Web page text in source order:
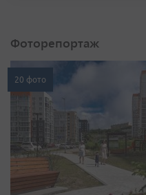
Фоторепортаж
20 фото